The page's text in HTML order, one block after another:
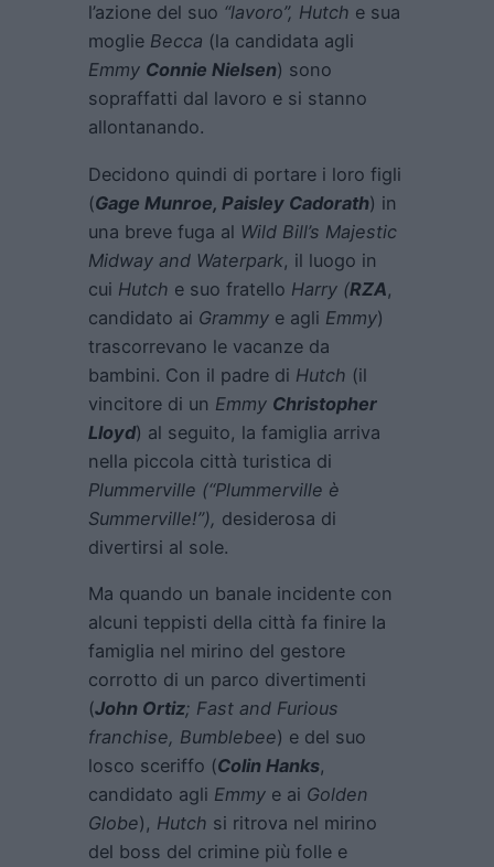
l’azione del suo “lavoro”, Hutch e sua
moglie Becca (la candidata agli
Emmy Connie Nielsen) sono
sopraffatti dal lavoro e si stanno
allontanando.
Decidono quindi di portare i loro figli
(Gage Munroe, Paisley Cadorath) in
una breve fuga al Wild Bill’s Majestic
Midway and Waterpark, il luogo in
cui Hutch e suo fratello Harry (RZA,
candidato ai Grammy e agli Emmy)
trascorrevano le vacanze da
bambini. Con il padre di Hutch (il
vincitore di un Emmy Christopher
Lloyd) al seguito, la famiglia arriva
nella piccola città turistica di
Plummerville (“Plummerville è
Summerville!”), desiderosa di
divertirsi al sole.
Ma quando un banale incidente con
alcuni teppisti della città fa finire la
famiglia nel mirino del gestore
corrotto di un parco divertimenti
(John Ortiz; Fast and Furious
franchise, Bumblebee) e del suo
losco sceriffo (Colin Hanks,
candidato agli Emmy e ai Golden
Globe), Hutch si ritrova nel mirino
del boss del crimine più folle e